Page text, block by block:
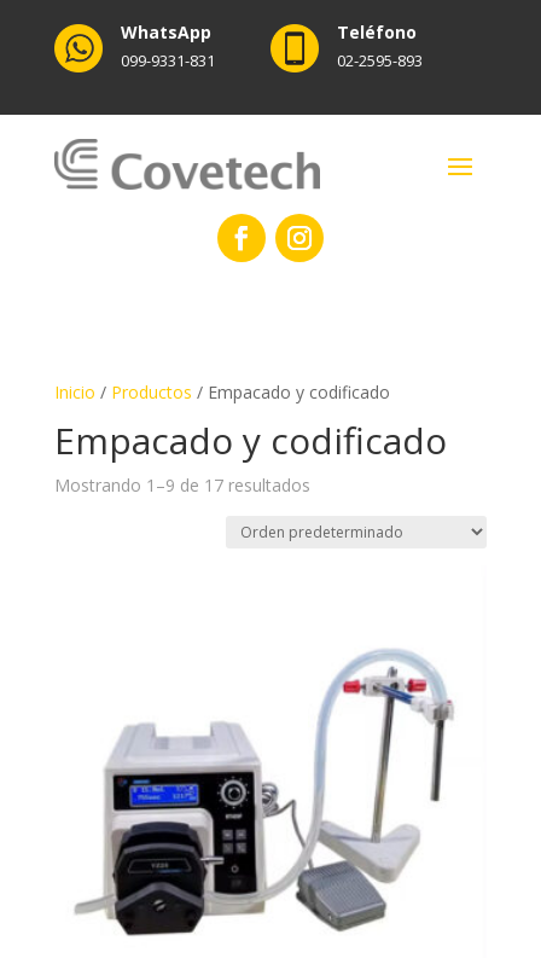
WhatsApp
099-9331-831
Teléfono
02-2595-893
Inicio / Productos / Empacado y codificado
Empacado y codificado
Mostrando 1–9 de 17 resultados